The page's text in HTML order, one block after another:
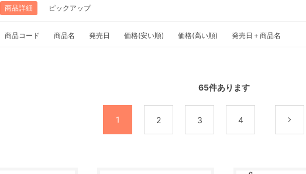
商品詳細 ピックアップ
商品コード 商品名 発売日 価格(安い順) 価格(高い順) 発売日＋商品名
65件あります
1 2 3 4